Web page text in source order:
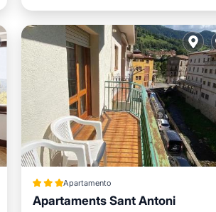
Apartamento
Apartaments Sant Antoni